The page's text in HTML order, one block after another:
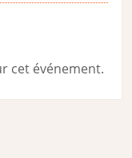
cet événement.